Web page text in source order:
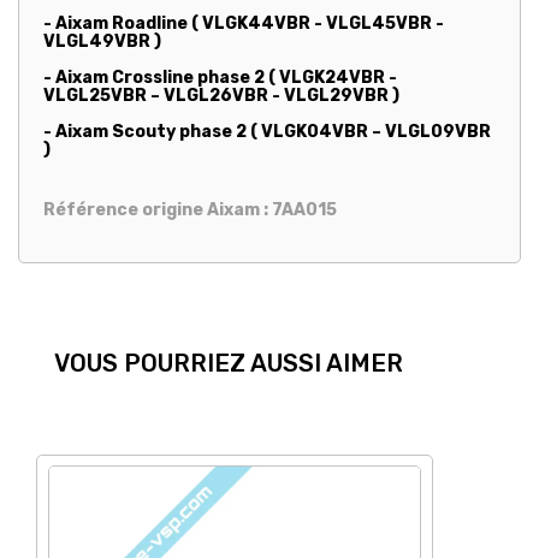
- Aixam Roadline ( VLGK44VBR - VLGL45VBR -
VLGL49VBR )
- Aixam Crossline phase 2 ( VLGK24VBR -
VLGL25VBR – VLGL26VBR - VLGL29VBR )
- Aixam Scouty phase 2 ( VLGK04VBR – VLGL09VBR
)
Référence origine Aixam : 7AA015
VOUS POURRIEZ AUSSI AIMER